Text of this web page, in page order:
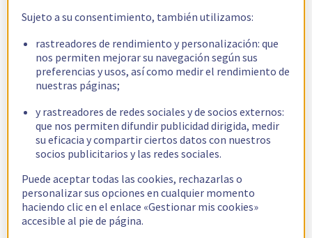
Sujeto a su consentimiento, también utilizamos:
rastreadores de rendimiento y personalización: que
nos permiten mejorar su navegación según sus
preferencias y usos, así como medir el rendimiento de
nuestras páginas;
y rastreadores de redes sociales y de socios externos:
que nos permiten difundir publicidad dirigida, medir
su eficacia y compartir ciertos datos con nuestros
socios publicitarios y las redes sociales.
Puede aceptar todas las cookies, rechazarlas o
personalizar sus opciones en cualquier momento
haciendo clic en el enlace «Gestionar mis cookies»
accesible al pie de página.